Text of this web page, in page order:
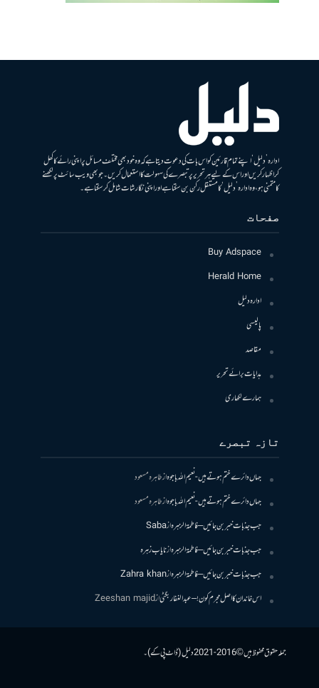
ادارہ ’دلیل‘ اپنے تمام قارئین کو اس بات کی دعوت دیتا ہے کہ وہ خود بھی مختلف مسائل پر اپنی رائے کا کھل
کر اظہار کریں اور اس کے لیے ہر تحریر پر تبصرے کی سہولت کا استعمال کریں۔ جو بھی ویب سائٹ پر لکھنے
کا متمنی ہو، وہ ادارہ ’دلیل‘ کا مستقل رکن بن سکتا ہے اور اپنی نگارشات شامل کرسکتا ہے۔
صفحات
Buy Adspace
Herald Home
ادارہ دلیل
پالیسی
مقاصد
ہدایات برائے تحریر
ہمارے لکھاری
تازہ تبصرے
جہاں دائرے ختم ہوتے ہیں- نعیم اللہ باجوہازطاہرہ مسعود
جہاں دائرے ختم ہوتے ہیں- نعیم اللہ باجوہازطاہرہ مسعود
جب جذبات خبر بن جائیں – فاطمۃالزہرہازSaba
جب جذبات خبر بن جائیں – فاطمۃالزہرہازنایاب زہرہ
جب جذبات خبر بن جائیں – فاطمۃالزہرہازZahra khan
اس خاندان کا اصل مجرم کون! – عبدالغفار بگٹیازZeeshan majid
جملہ حقوق محفوظ ہیں © 2016-2021 دلیل (ڈاٹ پی کے)۔